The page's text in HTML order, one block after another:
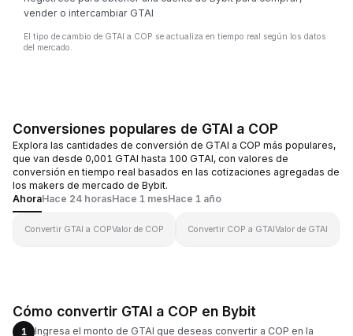
vender o intercambiar GTAI
El tipo de cambio de GTAI a COP se actualiza en tiempo real según los datos
del mercado.
Conversiones populares de GTAI a COP
Explora las cantidades de conversión de GTAI a COP más populares,
que van desde 0,001 GTAI hasta 100 GTAI, con valores de
conversión en tiempo real basados en las cotizaciones agregadas de
los makers de mercado de Bybit.
AhoraHace 24 horasHace 1 mesHace 1 año
Convertir GTAI a COPValor de COP Convertir COP a GTAIValor de GTAI
Cómo convertir GTAI a COP en Bybit
1 Ingresa el monto de GTAI que deseas convertir a COP en la